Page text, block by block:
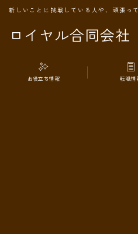
ロイヤル合同会社
新しいことに挑戦している人や、頑張っ
MENU
TOPページ
お役立ち情報 転職情